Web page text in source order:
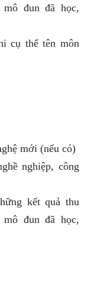
mô đun đã học,
cụ thể tên môn
mới (nếu có)
nghiệp, công
kết quả thu
mô đun đã học,